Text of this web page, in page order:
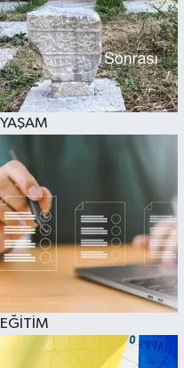
YAŞAM
EĞİTİM
SPOR
KÜLTÜR SANAT